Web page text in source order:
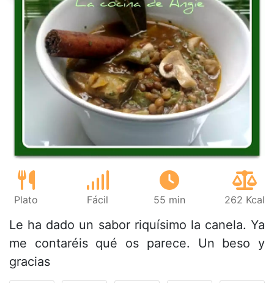
Plato Fácil 55 min 262 Kcal
Le ha dado un sabor riquísimo la canela. Ya
me contaréis qué os parece. Un beso y
gracias